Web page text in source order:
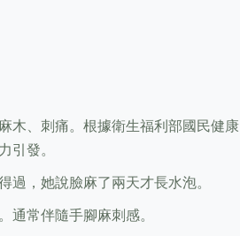
木、刺痛。根據衛生福利部國民健康
發。
，她說臉麻了兩天才長水泡。
常伴隨手腳麻刺感。